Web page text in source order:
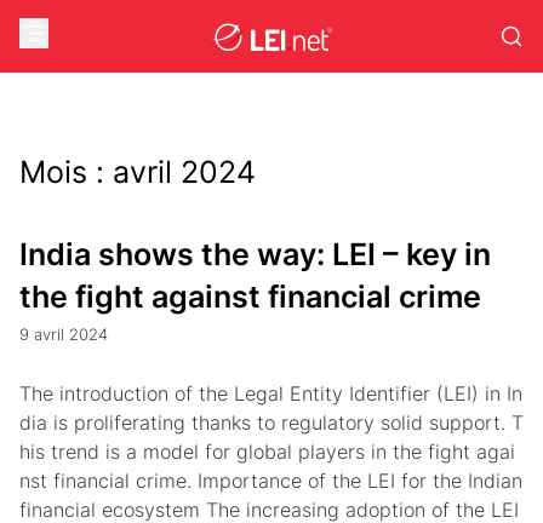
Mois : avril 2024
India shows the way: LEI – key in
the fight against financial crime
9 avril 2024
The introduction of the Legal Entity Identifier (LEI) in In
dia is proliferating thanks to regulatory solid support. T
his trend is a model for global players in the fight agai
nst financial crime. Importance of the LEI for the Indian
financial ecosystem The increasing adoption of the LEI